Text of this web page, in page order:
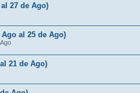
27 de Ago)
al 25 de Ago)
21 de Ago)